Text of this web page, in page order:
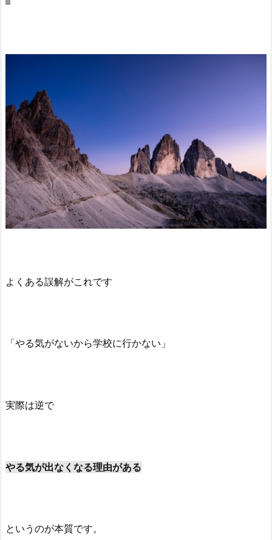
よくある誤解がこれです
「やる気がないから学校に行かない」
実際は逆で
やる気が出なくなる理由がある
というのが本質です。